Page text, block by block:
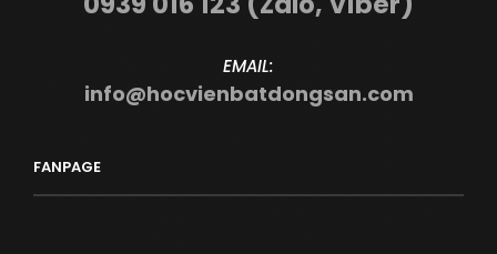
EMAIL:
info@hocvienbatdongsan.com
FANPAGE